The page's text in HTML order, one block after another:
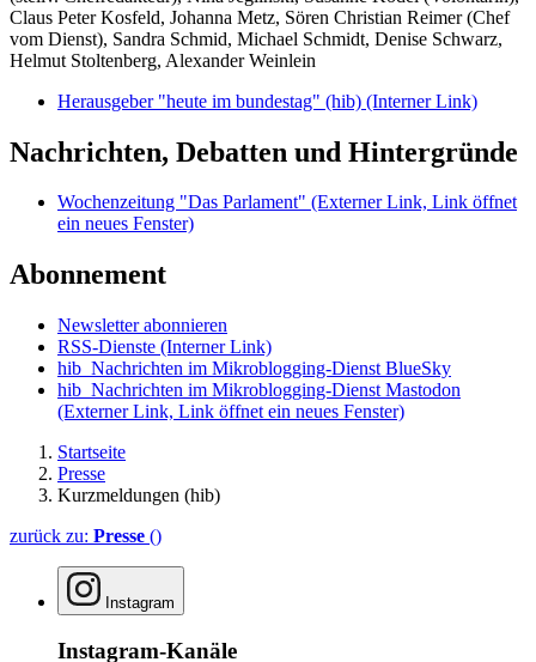
Claus Peter Kosfeld, Johanna Metz, Sören Christian Reimer (Chef
vom Dienst), Sandra Schmid, Michael Schmidt, Denise Schwarz,
Helmut Stoltenberg, Alexander Weinlein
Herausgeber "heute im bundestag" (hib) (Interner Link)
Nachrichten, Debatten und Hintergründe
Wochenzeitung "Das Parlament" (Externer Link, Link öffnet
ein neues Fenster)
Abonnement
Newsletter abonnieren
RSS-Dienste (Interner Link)
hib_Nachrichten im Mikroblogging-Dienst BlueSky
hib_Nachrichten im Mikroblogging-Dienst Mastodon
(Externer Link, Link öffnet ein neues Fenster)
Startseite
Presse
Kurzmeldungen (hib)
zurück zu: Presse ()
Instagram
Instagram-Kanäle